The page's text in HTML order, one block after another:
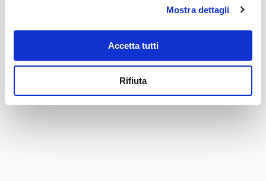
Mostra dettagli
Accetta tutti
Rifiuta
UL 60320-1, CSA C22.2 no. 60320-1 (for